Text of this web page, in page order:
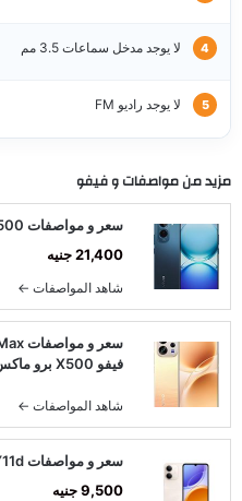
لا يوجد مدخل سماعات 3.5 مم
لا يوجد راديو FM
مزيد من مواصفات وفيفو
سعر و مواصفات vivo Y500 مميزات و عيوب فيفو Y500
21,400 جنيه
شاهد المواصفات ←
فيفو X500 برو ماكس
شاهد المواصفات ←
سعر و مواصفات Vivo Y11d مميزات و عيوب فيفو Y11d
9,500 جنيه